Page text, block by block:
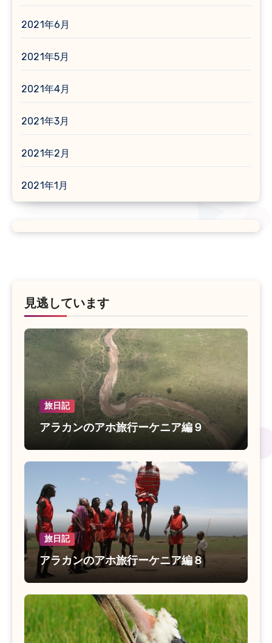
2021年6月
2021年5月
2021年4月
2021年3月
2021年2月
2021年1月
見逃しています
旅日記
アラカンのアホ旅行ーケニア編９
旅日記
アラカンのアホ旅行ーケニア編８